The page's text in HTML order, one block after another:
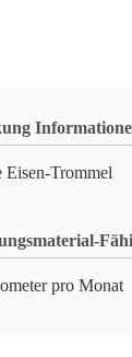
Eisen-Trommel
pro Monat